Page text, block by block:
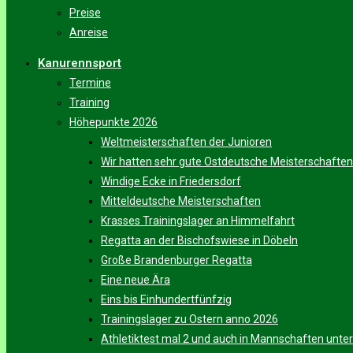
Preise
Anreise
Kanurennsport
Termine
Training
Höhepunkte 2026
Weltmeisterschaften der Junioren
Wir hatten sehr gute Ostdeutsche
Windige Ecke in Friedersdorf
Mitteldeutsche Meisterschaften
Krasses Trainingslager an Himmelfahrt
Regatta an der Bischofswiese in Döbeln
Große Brandenburger Regatta
Eine neue Ära
Eins bis Einhundertfünfzig
Trainingslager zu Ostern anno 2026
Athletiktest mal 2 und auch in Mannschaften